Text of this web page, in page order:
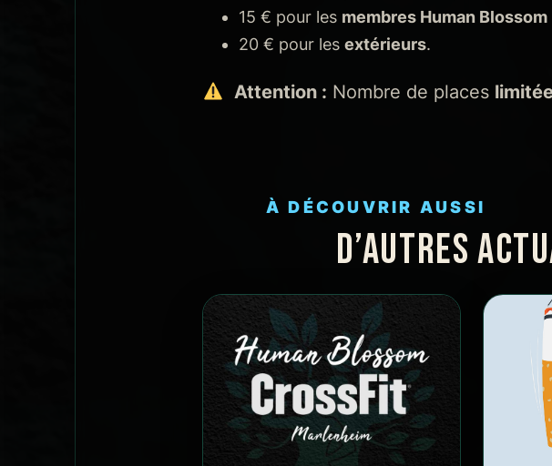
15 € pour les membres Human Blossom
20 € pour les extérieurs.
Attention : Nombre de places
À DÉCOUVRIR AUSSI
D’AUTRES